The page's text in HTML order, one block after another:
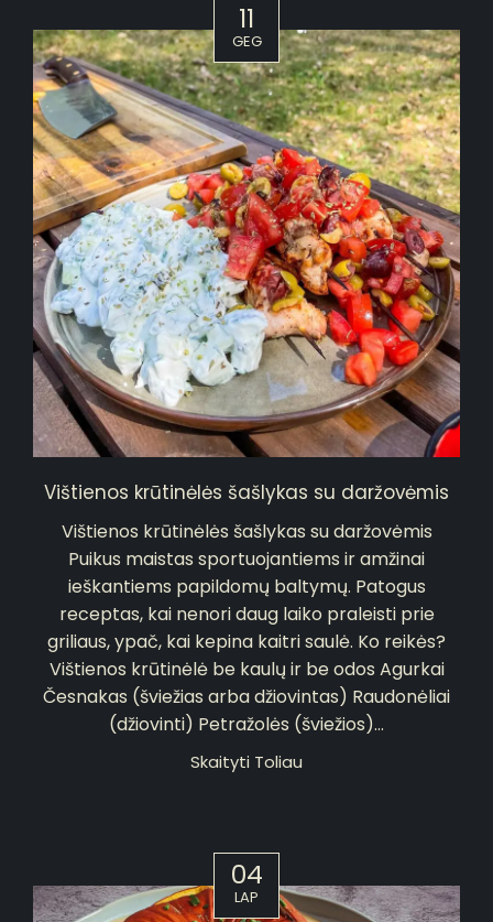
11
GEG
Vištienos krūtinėlės šašlykas su daržovėmis
Vištienos krūtinėlės šašlykas su daržovėmis
Puikus maistas sportuojantiems ir amžinai
ieškantiems papildomų baltymų. Patogus
receptas, kai nenori daug laiko praleisti prie
griliaus, ypač, kai kepina kaitri saulė. Ko reikės?
Vištienos krūtinėlė be kaulų ir be odos Agurkai
Česnakas (šviežias arba džiovintas) Raudonėliai
(džiovinti) Petražolės (šviežios)...
Skaityti Toliau
04
LAP